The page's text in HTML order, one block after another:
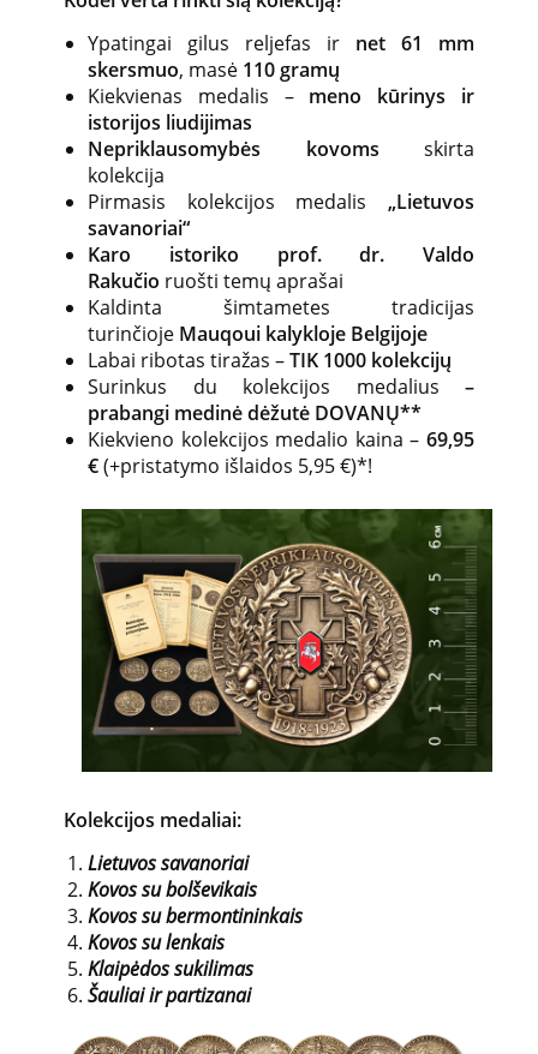
Ypatingai gilus reljefas ir net 61 mm
skersmuo, masė 110 gramų
Kiekvienas medalis – meno kūrinys ir
istorijos liudijimas
Nepriklausomybės kovoms skirta
kolekcija
Pirmasis kolekcijos medalis „Lietuvos
savanoriai“
Karo istoriko prof. dr. Valdo
Rakučio ruošti temų aprašai
Kaldinta šimtametes tradicijas
turinčioje Mauqoui kalykloje Belgijoje
Labai ribotas tiražas –TIK 1000 kolekcijų
Surinkus du kolekcijos medalius –
prabangi medinė dėžutė DOVANŲ**
Kiekvieno kolekcijos medalio kaina – 69,95
€(+pristatymo išlaidos 5,95 €)*!
Kolekcijos medaliai:
Lietuvos savanoriai
Kovos su bolševikais
Kovos su bermontininkais
Kovos su lenkais
Klaipėdos sukilimas
Šauliai ir partizanai